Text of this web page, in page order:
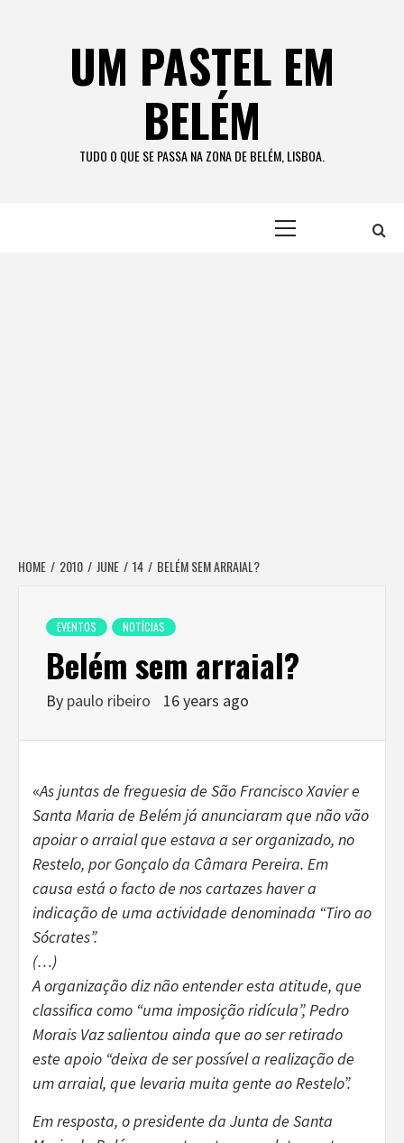
UM PASTEL EM
BELÉM
TUDO O QUE SE PASSA NA ZONA DE BELÉM, LISBOA.
HOME 2010 JUNE 14 BELÉM SEM ARRAIAL?
EVENTOS NOTÍCIAS
Belém sem arraial?
By paulo ribeiro 16 years ago
«As juntas de freguesia de São Francisco Xavier e
Santa Maria de Belém já anunciaram que não vão
apoiar o arraial que estava a ser organizado, no
Restelo, por Gonçalo da Câmara Pereira. Em
causa está o facto de nos cartazes haver a
indicação de uma actividade denominada “Tiro ao
Sócrates”.
(…)
A organização diz não entender esta atitude, que
classifica como “uma imposição ridícula”, Pedro
Morais Vaz salientou ainda que ao ser retirado
este apoio “deixa de ser possível a realização de
um arraial, que levaria muita gente ao Restelo”.
Em resposta, o presidente da Junta de Santa